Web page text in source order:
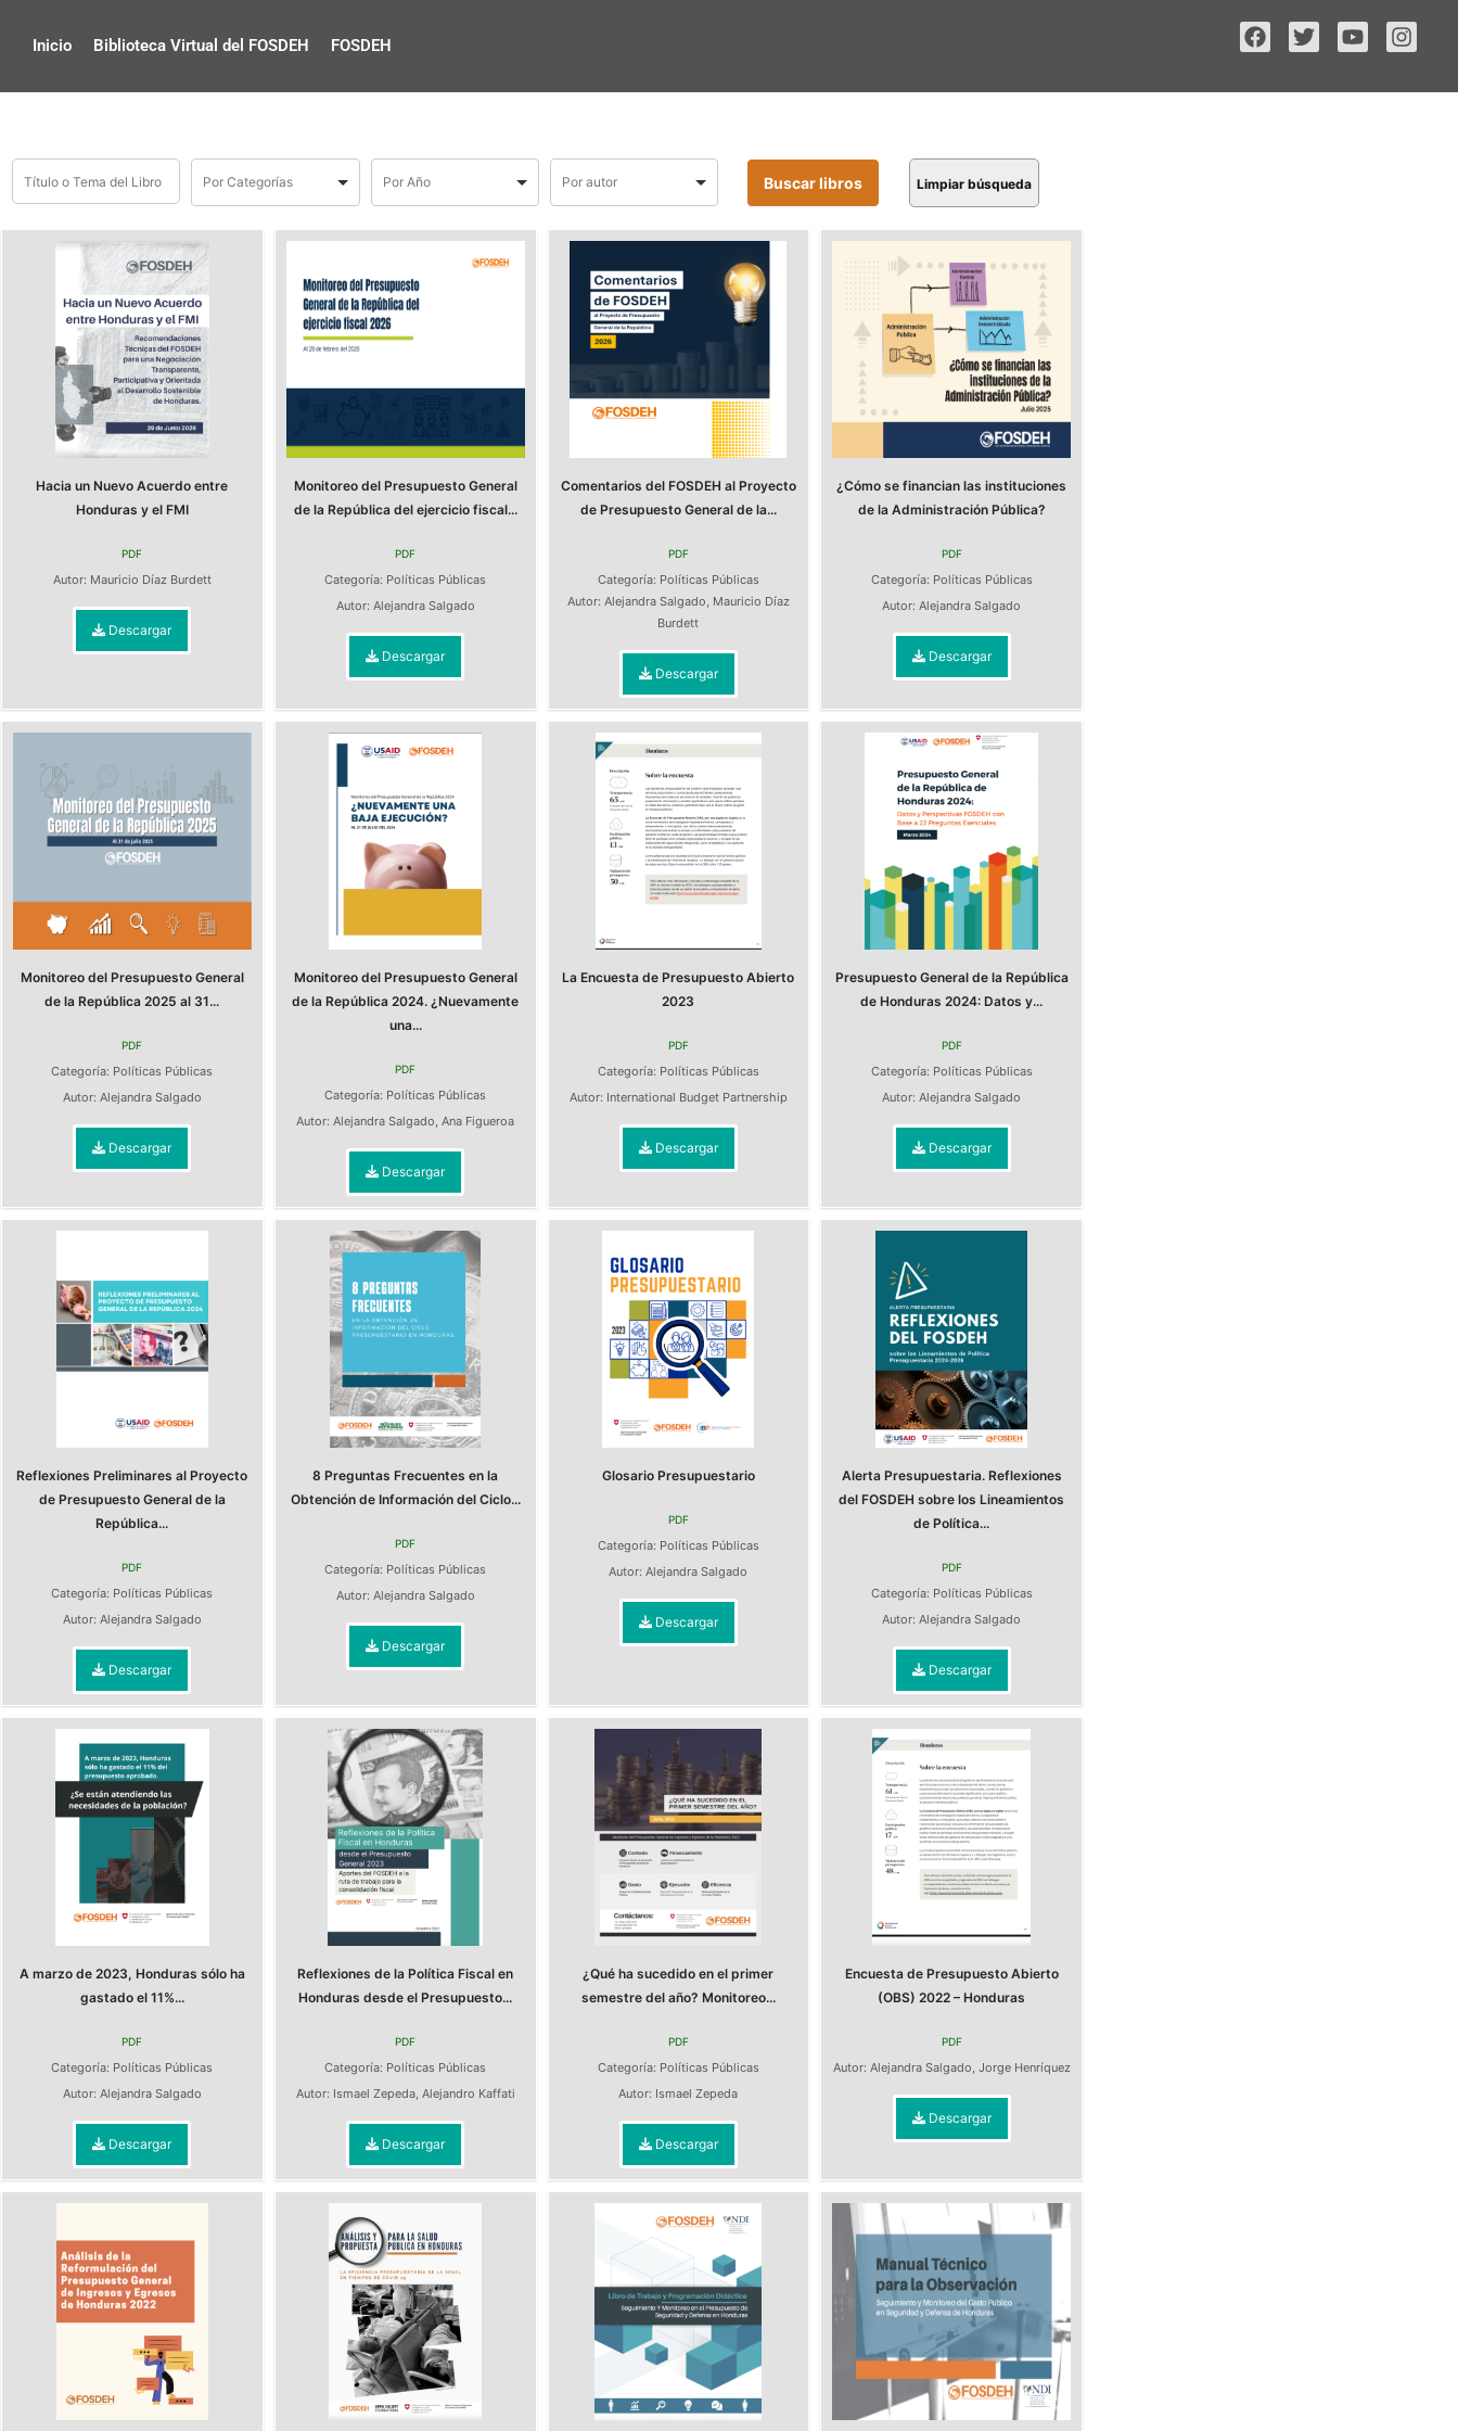
Inicio Biblioteca Virtual del FOSDEH FOSDEH
Limpiar búsqueda
Hacia un Nuevo Acuerdo entre
Honduras y el FMI
PDF
Autor: Mauricio Díaz Burdett
Descargar
Monitoreo del Presupuesto General
de la República del ejercicio fiscal...
PDF
Categoría: Políticas Públicas
Autor: Alejandra Salgado
Descargar
Comentarios del FOSDEH al Proyecto
de Presupuesto General de la...
PDF
Categoría: Políticas Públicas
Autor: Alejandra Salgado, Mauricio Díaz
Burdett
Descargar
¿Cómo se financian las instituciones
de la Administración Pública?
PDF
Categoría: Políticas Públicas
Autor:Alejandra Salgado
Descargar
Monitoreo del Presupuesto General
de la República 2025 al 31...
PDF
Categoría: Políticas Públicas
Autor: Alejandra Salgado
Descargar
Monitoreo del Presupuesto General
de la República 2024. ¿Nuevamente
una...
PDF
Categoría: Políticas Públicas
Autor:Alejandra Salgado,Ana Figueroa
Descargar
La Encuesta de Presupuesto Abierto
2023
PDF
Categoría: Políticas Públicas
Autor: International Budget Partnership
Descargar
Presupuesto General de la República
de Honduras 2024: Datos y...
PDF
Categoría: Políticas Públicas
Autor:Alejandra Salgado
Descargar
Reflexiones Preliminares al Proyecto
de Presupuesto General de la
República...
PDF
Categoría: Políticas Públicas
Autor: Alejandra Salgado
Descargar
8 Preguntas Frecuentes en la
Obtención de Información del Ciclo...
PDF
Categoría: Políticas Públicas
Autor: Alejandra Salgado
Descargar
Glosario Presupuestario
PDF
Categoría: Políticas Públicas
Autor:Alejandra Salgado
Descargar
Alerta Presupuestaria. Reflexiones
del FOSDEH sobre los Lineamientos
de Política...
PDF
Categoría: Políticas Públicas
Autor:Alejandra Salgado
Descargar
A marzo de 2023, Honduras sólo ha
gastado el 11%...
PDF
Categoría: Políticas Públicas
Autor: Alejandra Salgado
Descargar
Reflexiones de la Política Fiscal en
Honduras desde el Presupuesto...
PDF
Categoría: Políticas Públicas
Autor: Ismael Zepeda, Alejandro Kaffati
Descargar
¿Qué ha sucedido en el primer
semestre del año? Monitoreo...
PDF
Categoría: Políticas Públicas
Autor: Ismael Zepeda
Descargar
Encuesta de Presupuesto Abierto
(OBS) 2022 – Honduras
PDF
Autor: Alejandra Salgado, Jorge Henríquez
Descargar